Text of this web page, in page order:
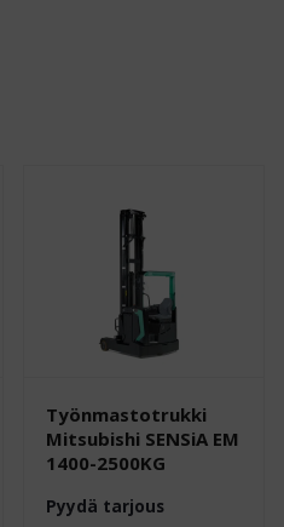
Työnmastotrukki
Mitsubishi SENSiA EM
1400-2500KG
Pyydä tarjous